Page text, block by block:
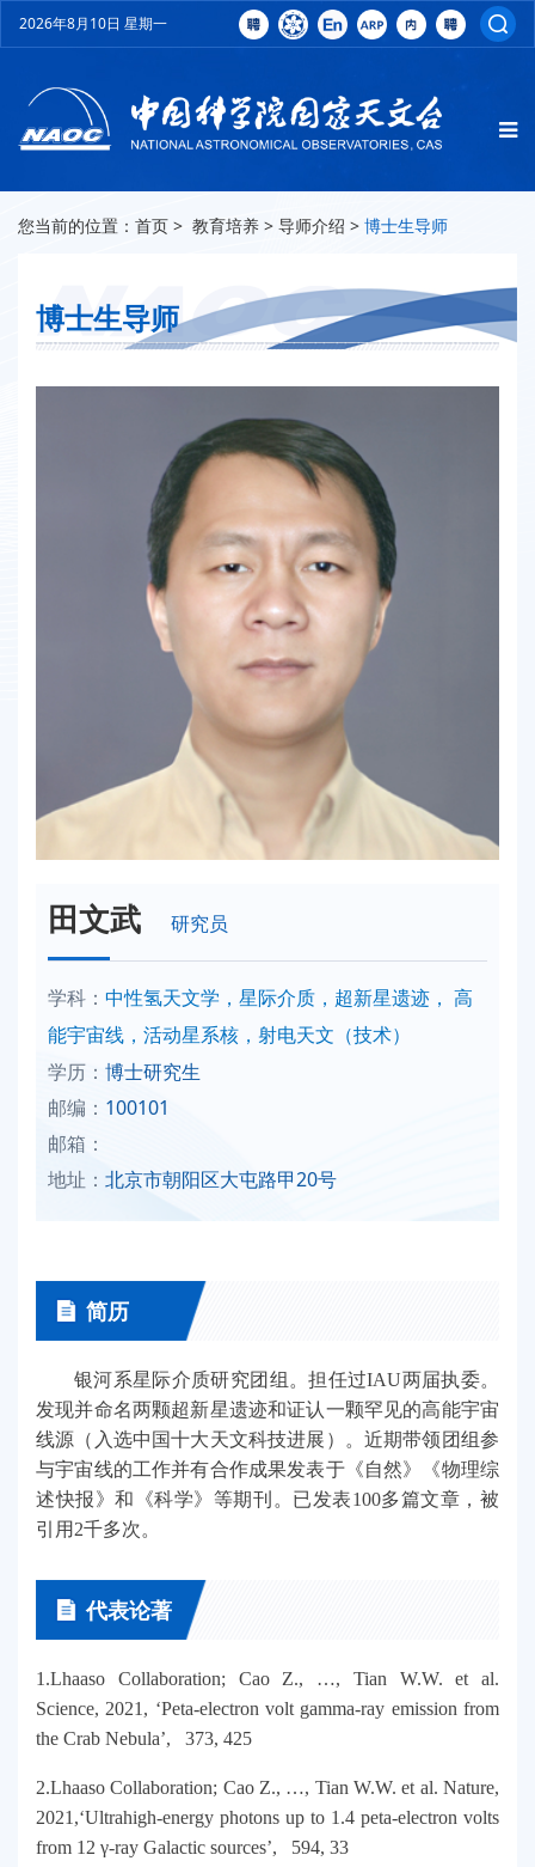
2026年8月10日 星期一
您当前的位置： 首页 > 教育培养 > 导师介绍 > 博士生导师
博士生导师
田文武 研究员
学科： 中性氢天文学，星际介质，超新星遗迹， 高
能宇宙线，活动星系核，射电天文（技术）
学历： 博士研究生
邮编： 100101
邮箱：
地址： 北京市朝阳区大屯路甲20号
简历
银河系星际介质研究团组。担任过IAU两届执委。
发现并命名两颗超新星遗迹和证认一颗罕见的高能宇宙
线源（入选中国十大天文科技进展）。近期带领团组参
与宇宙线的工作并有合作成果发表于《自然》《物理综
述快报》和《科学》等期刊。已发表100多篇文章，被
引用2千多次。
代表论著
1.Lhaaso Collaboration; Cao Z., …, Tian W.W. et al.
Science, 2021, ‘Peta-electron volt gamma-ray emission from
the Crab Nebula’, 373, 425
2.Lhaaso Collaboration; Cao Z., …, Tian W.W. et al. Nature,
2021,‘Ultrahigh-energy photons up to 1.4 peta-electron volts
from 12 γ-ray Galactic sources’, 594, 33